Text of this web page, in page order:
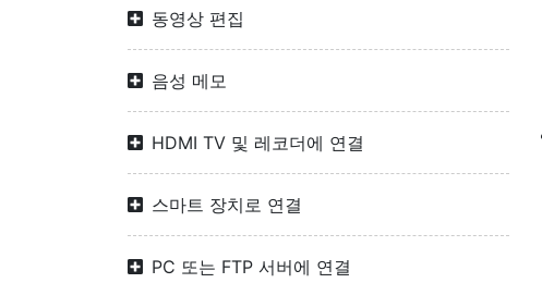
동영상 편집
음성 메모
HDMI TV 및 레코더에 연결
스마트 장치로 연결
PC 또는 FTP 서버에 연결